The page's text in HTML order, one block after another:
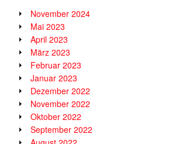
November 2024
Mai 2023
April 2023
März 2023
Februar 2023
Januar 2023
Dezember 2022
November 2022
Oktober 2022
September 2022